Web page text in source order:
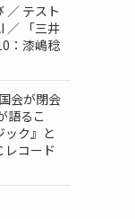
／ テスト
／ 「三井
：漆嶋稔
会が閉会
語るこ
ック』と
コード